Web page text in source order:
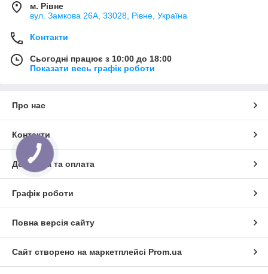
м. Рівне
вул. Замкова 26А, 33028, Рівне, Україна
Контакти
Сьогодні працює з 10:00 до 18:00
Показати весь графік роботи
Про нас
Контакти
Доставка та оплата
Графік роботи
Повна версія сайту
Сайт створено на маркетплейсі Prom.ua